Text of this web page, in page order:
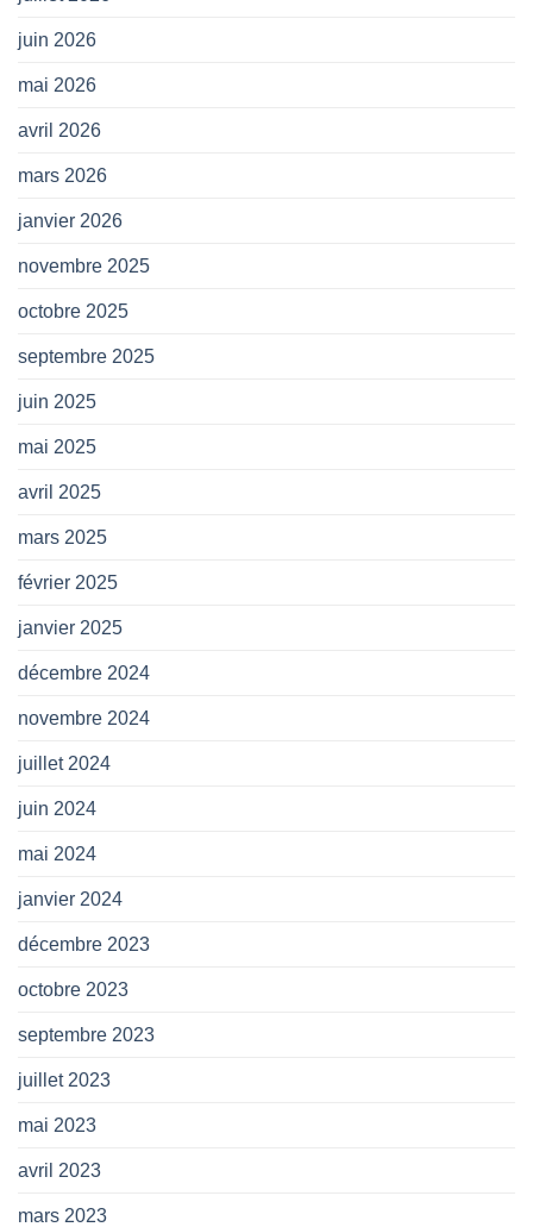
juin 2026
mai 2026
avril 2026
mars 2026
janvier 2026
novembre 2025
octobre 2025
septembre 2025
juin 2025
mai 2025
avril 2025
mars 2025
février 2025
janvier 2025
décembre 2024
novembre 2024
juillet 2024
juin 2024
mai 2024
janvier 2024
décembre 2023
octobre 2023
septembre 2023
juillet 2023
mai 2023
avril 2023
mars 2023